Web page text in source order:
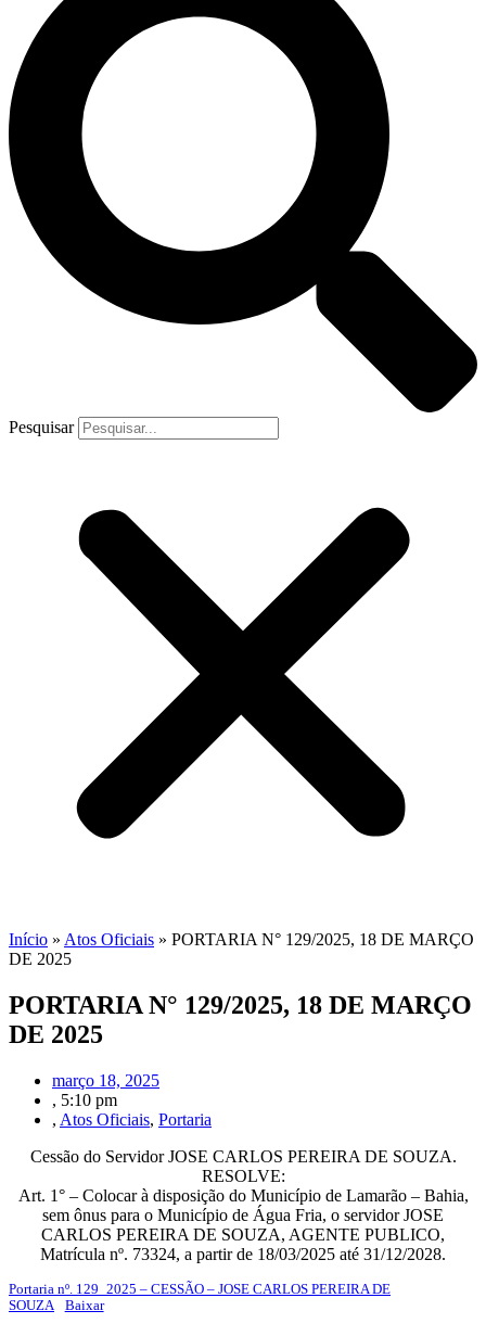
Pesquisar
Início » Atos Oficiais » PORTARIA N° 129/2025, 18 DE MARÇO
DE 2025
PORTARIA N° 129/2025, 18 DE MARÇO
DE 2025
março 18, 2025
, 5:10 pm
, Atos Oficiais, Portaria
Cessão do Servidor JOSE CARLOS PEREIRA DE SOUZA.
RESOLVE:
Art. 1° – Colocar à disposição do Município de Lamarão – Bahia,
sem ônus para o Município de Água Fria, o servidor JOSE
CARLOS PEREIRA DE SOUZA, AGENTE PUBLICO,
Matrícula nº. 73324, a partir de 18/03/2025 até 31/12/2028.
Portaria nº. 129_2025 – CESSÃO – JOSE CARLOS PEREIRA DE
SOUZA
Baixar